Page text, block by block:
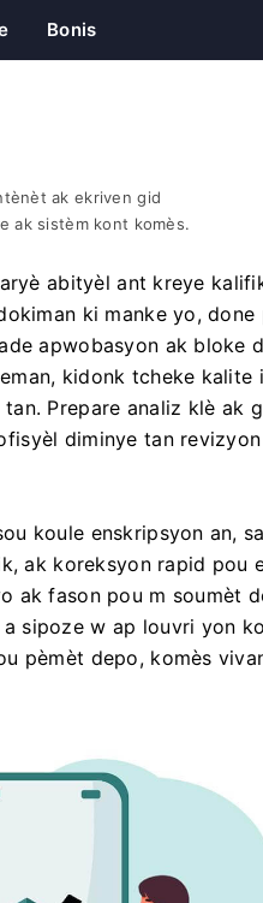
Bonis
ak ekriven gid
ak sistèm kont komès.
abityèl ant kreye
ki manke yo, done
apwobasyon ak bloke
kidonk tcheke kalite
Prepare analiz klè ak
diminye tan
koule enskripsyon an,
ak koreksyon rapid pou
ak fason pou m soumèt
sipoze w ap louvri yon
pèmèt depo, komès